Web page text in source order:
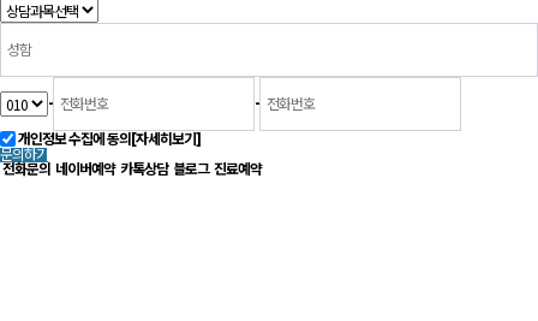
- -
개인정보 수집에 동의 [자세히보기]
문의하기
전화문의 네이버예약 카톡상담 블로그 진료예약